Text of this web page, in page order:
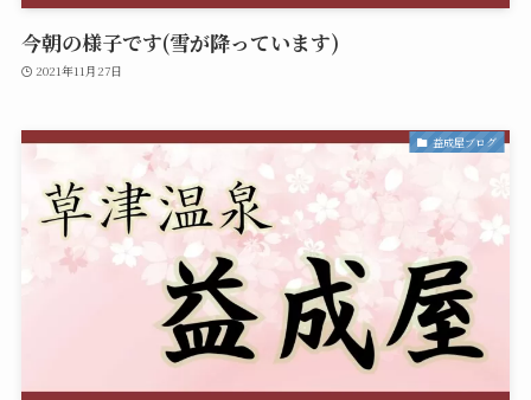
今朝の様子です(雪が降っています)
2021年11月27日
益成屋ブログ